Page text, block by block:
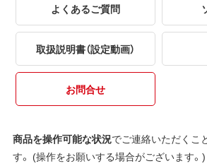
よくあるご質問
取扱説明書（設定動画）
お問合せ
商品を操作可能な状況でご連絡いただくこ
す。 (操作をお願いする場合がございます。)